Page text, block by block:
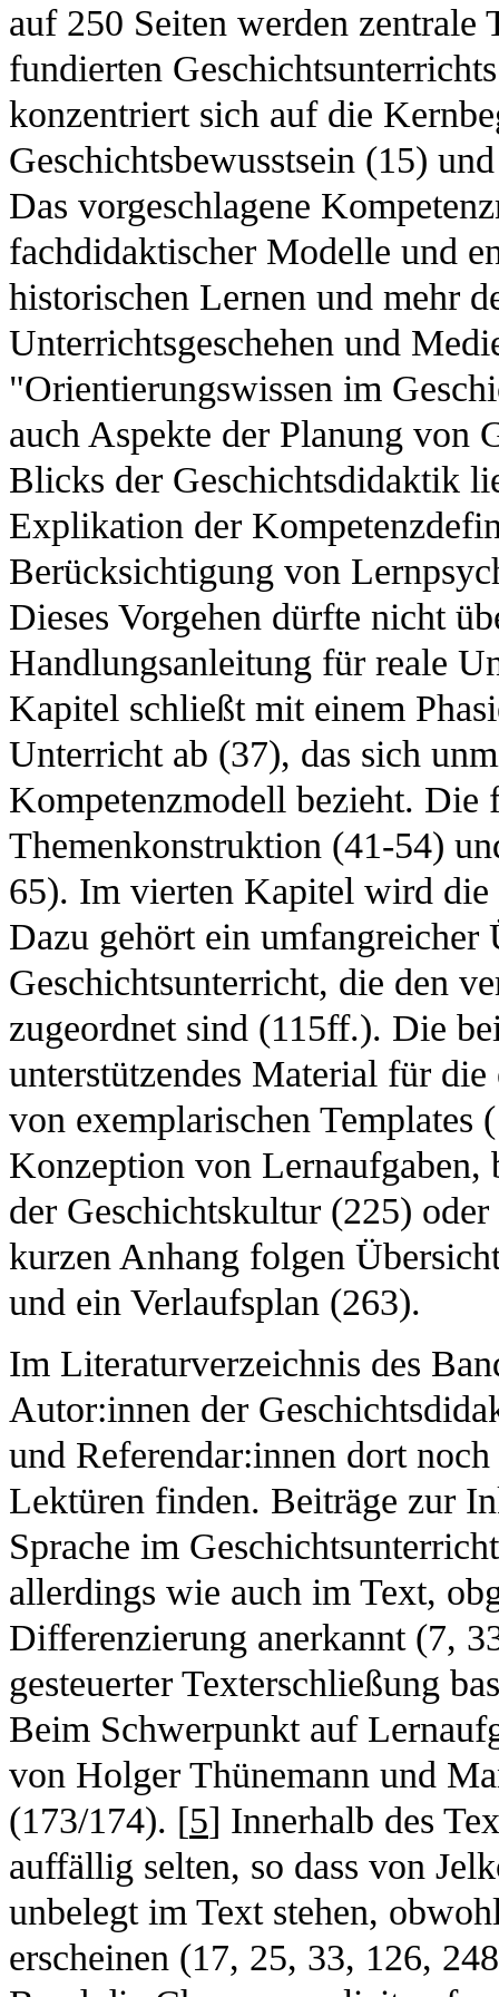
auf 250 Seiten werden zentrale
fundierten
konzentriert sich auf die
Geschichtsbewusstsein (15)
Das vorgeschlagene
fachdidaktischer Modelle und
historischen Lernen und mehr
Unterrichtsgeschehen und
"Orientierungswissen im
auch Aspekte der Planung von
Blicks der Geschichtsdidaktik
Explikation der
Berücksichtigung von
Dieses Vorgehen dürfte nicht
Handlungsanleitung für reale
Kapitel schließt mit einem
Unterricht ab (37), das sich
Kompetenzmodell bezieht.
Themenkonstruktion (41-54)
65). Im vierten Kapitel wird die
Dazu gehört ein
Geschichtsunterricht, die den
zugeordnet sind (115ff.). Die
unterstützendes Material für
von exemplarischen Templates
Konzeption von Lernaufgaben,
der Geschichtskultur (225)
kurzen Anhang folgen
und ein Verlaufsplan (263).
Im Literaturverzeichnis des
Autor:innen der
und Referendar:innen dort
Lektüren finden. Beiträge zur
Sprache im
allerdings wie auch im Text,
Differenzierung anerkannt (7,
gesteuerter Texterschließung
Beim Schwerpunkt auf
von Holger Thünemann und
(173/174). [5] Innerhalb des
auffällig selten, so dass von
unbelegt im Text stehen,
erscheinen (17, 25, 33, 126,